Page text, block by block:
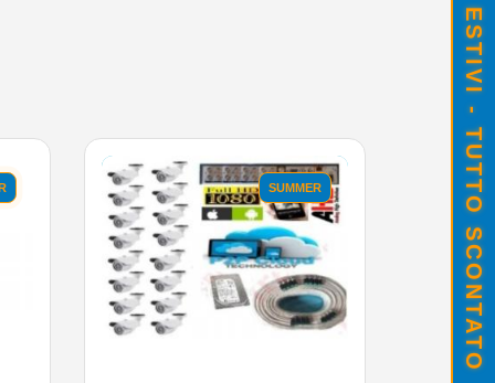
SUMMER SALDI ESTIVI - TUTTO SCONTATO